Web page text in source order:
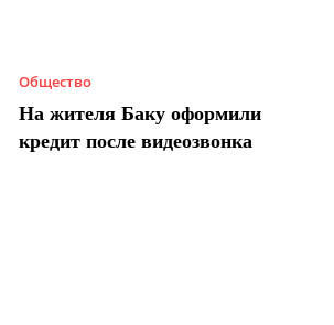
Общество
На жителя Баку оформили
кредит после видеозвонка